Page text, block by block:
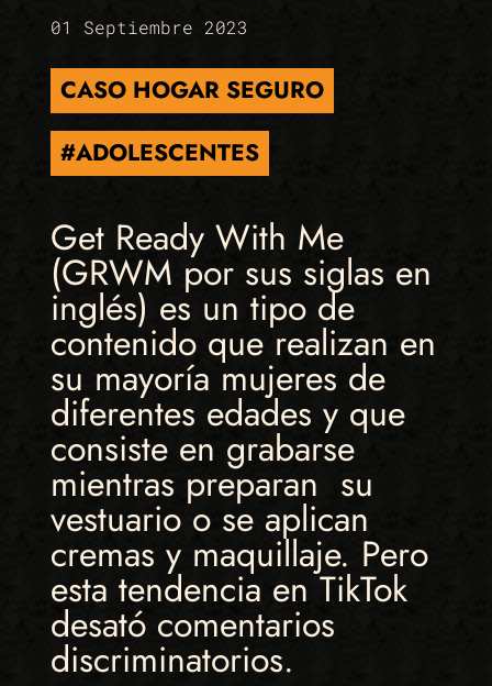
01 Septiembre 2023
CASO HOGAR SEGURO
#ADOLESCENTES
Get Ready With Me
(GRWM por sus siglas en
inglés) es un tipo de
contenido que realizan en
su mayoría mujeres de
diferentes edades y que
consiste en grabarse
mientras preparan su
vestuario o se aplican
cremas y maquillaje. Pero
esta tendencia en TikTok
desató comentarios
discriminatorios.